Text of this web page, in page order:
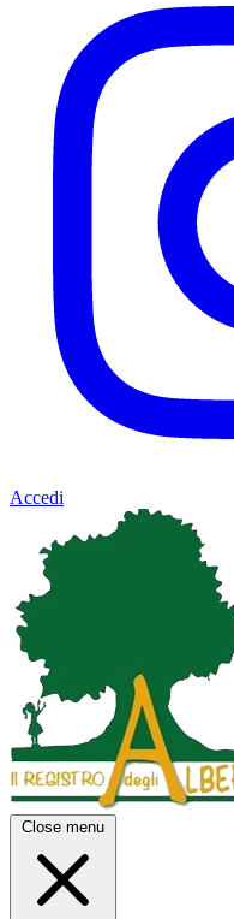
Accedi
Close menu